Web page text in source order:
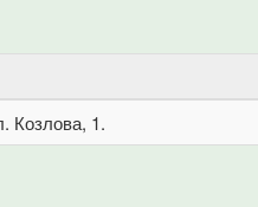
Козлова, 1.